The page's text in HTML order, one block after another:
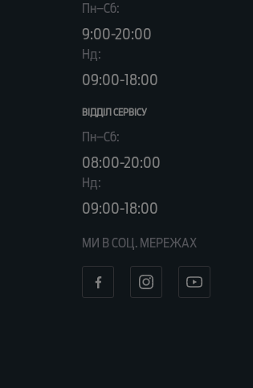
Пн–Сб:
9:00-20:00
Нд:
09:00-18:00
ВІДДІЛ CЕРВІСУ
Пн–Сб:
08:00-20:00
Нд:
09:00-18:00
МИ В СОЦ. МЕРЕЖАХ